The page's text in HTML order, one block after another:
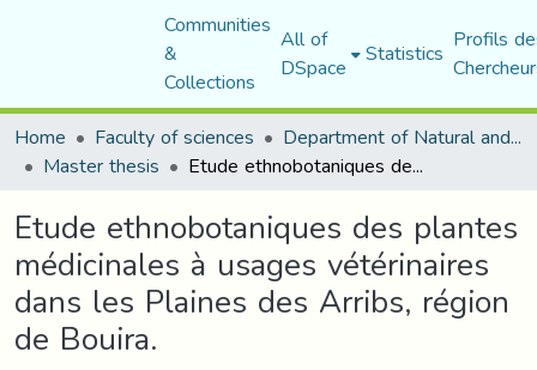
Communities
&
Collections
All of
DSpace Statistics Profils
Home
Faculty of sciences Department of Natural and Life Sciences
Master thesis Etude ethnobotaniques des plantes médicinales à usages vétérinaires dans les Plaines des Arribs, région de Bouira.
Etude ethnobotaniques des plantes
médicinales à usages vétérinaires
dans les Plaines des Arribs, région
de Bouira.